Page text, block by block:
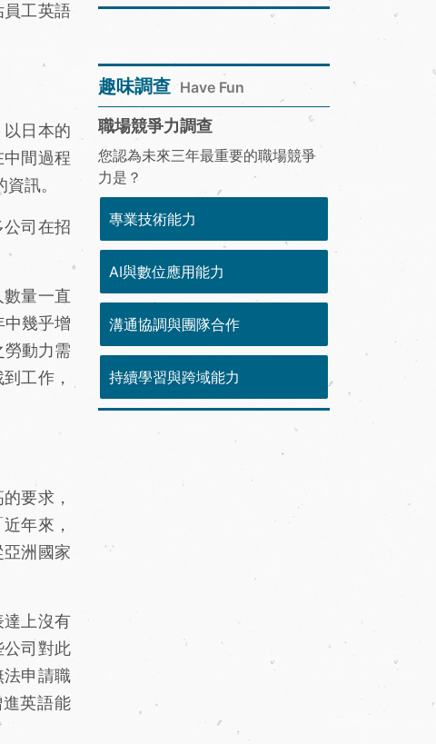
工英語
日本的
間過程
訊。
司在招
量一直
幾乎增
勞動力需
工作，
要求，
年來，
洲國家
上沒有
司對此
申請職
英語能
趣味調查 Have Fun
職場競爭力調查
您認為未來三年最重要的職場競爭
力是？
專業技術能力
AI與數位應用能力
溝通協調與團隊合作
持續學習與跨域能力